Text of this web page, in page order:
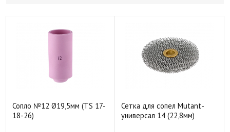
Сопло №12 Ø19,5мм (TS 17-
18-26)
Сетка для сопел Mutant-
универсал 14 (22,8мм)